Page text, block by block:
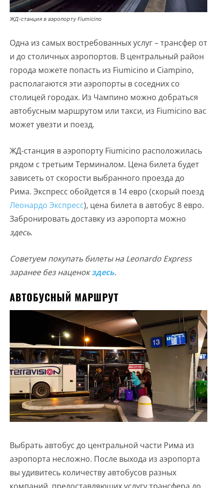
ЖД-станция в аэропорту Fiumicino
Одна из самых востребованных услуг – трансфер от
и до столичных аэропортов. В центральный район
города можете попасть из Fiumicino и Ciampino,
располагаются эти аэропорты в соседних со
столицей городах. Из Чампино можно добраться
автобусным маршрутом или такси, из Fiumicino вас
может увезти и поезд.
ЖД-станция в аэропорту Fiumicino расположилась
рядом с третьим Терминалом. Цена билета будет
зависеть от скорости выбранного проезда до
Рима. Экспресс обойдется в 14 евро (скорый поезд
Леонардо Экспресс), цена билета в автобус 8 евро.
Забронировать доставку из аэропорта можно
здесь.
Советуем покупать билеты на Leonardo Express
заранее без наценокздесь.
АВТОБУСНЫЙ МАРШРУТ
Выбрать автобус до центральной части Рима из
аэропорта несложно. После выхода из аэропорта
вы удивитесь количеству автобусов разных